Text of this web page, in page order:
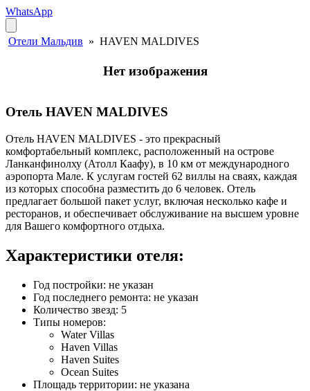
WhatsApp
Отели Мальдив » HAVEN MALDIVES
Нет изображения
Отель HAVEN MALDIVES
Отель HAVEN MALDIVES - это прекрасный
комфортабельный комплекс, расположенный на острове
Ланканфинолху (Атолл Каафу), в 10 км от международного
аэропорта Мале. К услугам гостей 62 виллы на сваях, каждая
из которых способна разместить до 6 человек. Отель
предлагает большой пакет услуг, включая несколько кафе и
ресторанов, и обеспечивает обслуживание на высшем уровне
для Вашего комфортного отдыха.
Характеристики отеля:
Год постройки: не указан
Год последнего ремонта: не указан
Количество звезд: 5
Типы номеров:
Water Villas
Haven Villas
Haven Suites
Ocean Suites
Площадь территории: не указана